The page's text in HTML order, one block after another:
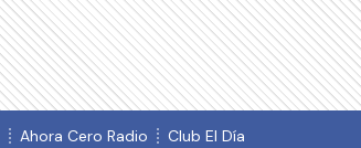
Ahora Cero Radio Club El Día